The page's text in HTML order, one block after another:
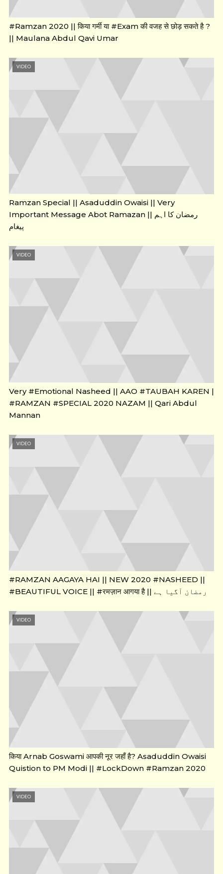
#Ramzan 2020 || किया गर्मी या #Exam की वजह से छोड़ सकते है ?
|| Maulana Abdul Qavi Umar
VIDEO
Ramzan Special || Asaduddin Owaisi || Very
Important Message Abot Ramazan || رمضان کا اہم
پیغام
VIDEO
Very #Emotional Nasheed || AAO #TAUBAH KAREN |
#RAMZAN #SPECIAL 2020 NAZAM || Qari Abdul
Mannan
VIDEO
#RAMZAN AAGAYA HAI || NEW 2020 #NASHEED ||
#BEAUTIFUL VOICE || #रमज़ान आगया है || رمضان آگیا ہے
VIDEO
किया Arnab Goswami आपकी नूर जहाँ है? Asaduddin Owaisi
Quistion to PM Modi || #LockDown #Ramzan 2020
VIDEO